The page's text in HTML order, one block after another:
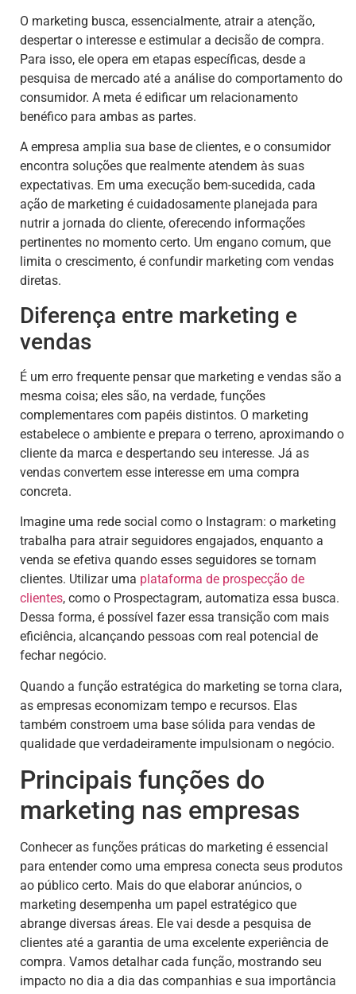
O marketing busca, essencialmente, atrair a atenção,
despertar o interesse e estimular a decisão de compra.
Para isso, ele opera em etapas específicas, desde a
pesquisa de mercado até a análise do comportamento do
consumidor. A meta é edificar um relacionamento
benéfico para ambas as partes.
A empresa amplia sua base de clientes, e o consumidor
encontra soluções que realmente atendem às suas
expectativas. Em uma execução bem-sucedida, cada
ação de marketing é cuidadosamente planejada para
nutrir a jornada do cliente, oferecendo informações
pertinentes no momento certo. Um engano comum, que
limita o crescimento, é confundir marketing com vendas
diretas.
Diferença entre marketing e
vendas
É um erro frequente pensar que marketing e vendas são a
mesma coisa; eles são, na verdade, funções
complementares com papéis distintos. O marketing
estabelece o ambiente e prepara o terreno, aproximando o
cliente da marca e despertando seu interesse. Já as
vendas convertem esse interesse em uma compra
concreta.
Imagine uma rede social como o Instagram: o marketing
trabalha para atrair seguidores engajados, enquanto a
venda se efetiva quando esses seguidores se tornam
clientes. Utilizar uma plataforma de prospecção de
clientes, como o Prospectagram, automatiza essa busca.
Dessa forma, é possível fazer essa transição com mais
eficiência, alcançando pessoas com real potencial de
fechar negócio.
Quando a função estratégica do marketing se torna clara,
as empresas economizam tempo e recursos. Elas
também constroem uma base sólida para vendas de
qualidade que verdadeiramente impulsionam o negócio.
Principais funções do
marketing nas empresas
Conhecer as funções práticas do marketing é essencial
para entender como uma empresa conecta seus produtos
ao público certo. Mais do que elaborar anúncios, o
marketing desempenha um papel estratégico que
abrange diversas áreas. Ele vai desde a pesquisa de
clientes até a garantia de uma excelente experiência de
compra. Vamos detalhar cada função, mostrando seu
impacto no dia a dia das companhias e sua importância